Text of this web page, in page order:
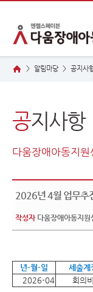
> 알림마당 > 공지사
공지사항
다움장애아동지원
2026년 4월 업무추
작성자 다움장애아동지원
년-월-일 세출계
2026-04
회의비